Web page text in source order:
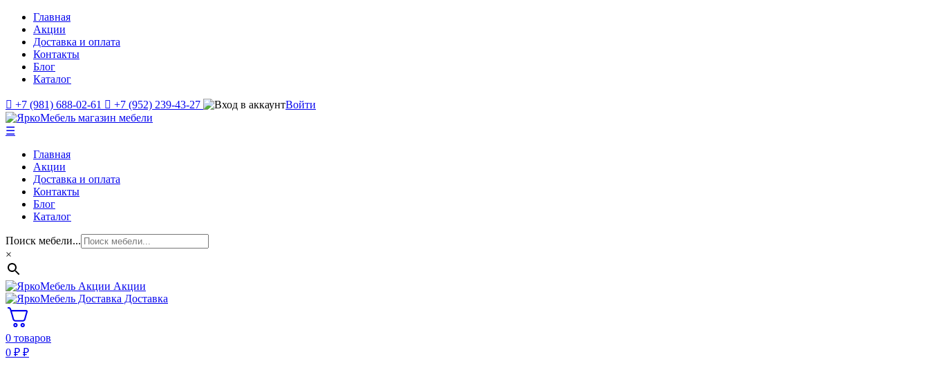
Главная
Акции
Доставка и оплата
Контакты
Блог
Каталог
+7 (981) 688-02-61 +7 (952) 239-43-27 Войти
☰
Главная
Акции
Доставка и оплата
Контакты
Блог
Каталог
Поиск мебели...
×
Акции
Доставка
0 товаров
0 ₽ ₽